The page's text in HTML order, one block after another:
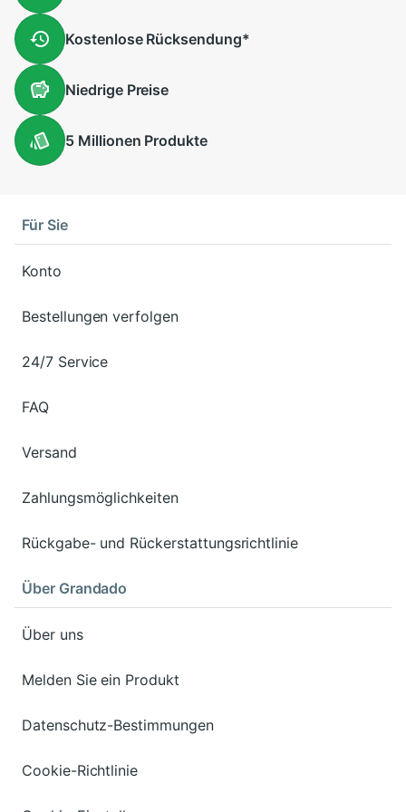
KostenloseRücksendung*
NiedrigePreise
5 Millionen Produkte
Für Sie
Konto
Bestellungen verfolgen
24/7 Service
FAQ
Versand
Zahlungsmöglichkeiten
Rückgabe- und Rückerstattungsrichtlinie
Über Grandado
Über uns
Melden Sie ein Produkt
Datenschutz-Bestimmungen
Cookie-Richtlinie